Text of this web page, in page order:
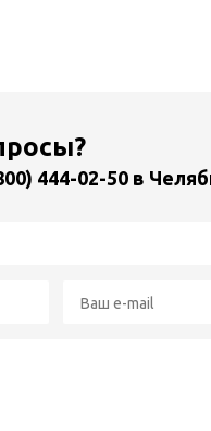
444-02-50 в